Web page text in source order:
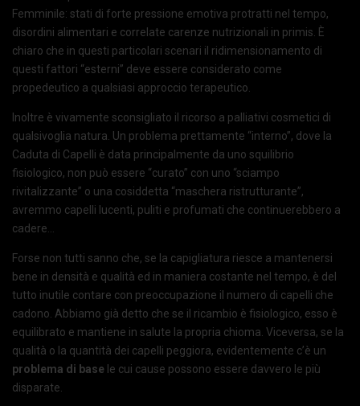
Femminile: stati di forte pressione emotiva protratti nel tempo,
disordini alimentari e correlate carenze nutrizionali in primis. È
chiaro che in questi particolari scenari il ridimensionamento di
questi fattori “esterni” deve essere considerato come
propedeutico a qualsiasi approccio terapeutico.
Inoltre è vivamente sconsigliato il ricorso a palliativi cosmetici di
qualsivoglia natura. Un problema prettamente “interno”, dove la
Caduta di Capelli è data principalmente da uno squilibrio
fisiologico, non può essere “curato” con uno “sciampo
rivitalizzante” o una cosiddetta “maschera ristrutturante”,
avremmo capelli lucenti, puliti e profumati che continuerebbero a
cadere…
Forse non tutti sanno che, se la capigliatura riesce a mantenersi
bene in densità e qualità ed in maniera costante nel tempo, è del
tutto inutile contare con preoccupazione il numero di capelli che
cadono. Abbiamo già detto che se il ricambio è fisiologico, esso è
equilibrato e mantiene in salute la propria chioma. Viceversa, se la
qualità o la quantità dei capelli peggiora, evidentemente c’è un
problema di base le cui cause possono essere davvero le più
disparate.